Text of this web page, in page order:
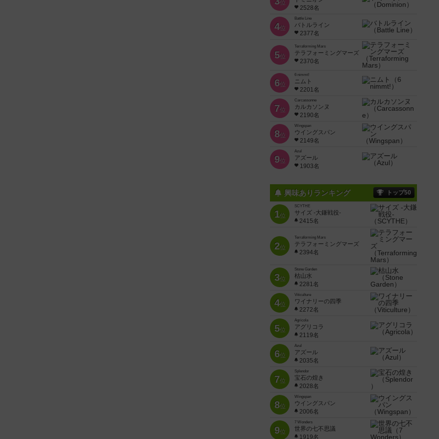
位
2528名
4位
Battle Line
バトルライン
2377名
5位
Terraforming Mars
テラフォーミングマーズ
2370名
6位
6 nimmt!
ニムト
2201名
7位
Carcassonne
カルカソンヌ
2190名
8位
Wingspan
ウイングスパン
2149名
9位
Azul
アズール
1903名
興味ありランキング トップ50
1位
SCYTHE
サイズ -大鎌戦役-
2415名
2位
Terraforming Mars
テラフォーミングマーズ
2394名
3位
Stone Garden
枯山水
2281名
4位
Viticulture
ワイナリーの四季
2272名
5位
Agricola
アグリコラ
2119名
6位
Azul
アズール
2035名
7位
Splendor
宝石の煌き
2028名
8位
Wingspan
ウイングスパン
2006名
9位
7 Wonders
世界の七不思議
1919名